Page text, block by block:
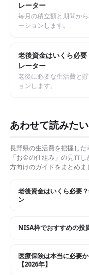
レーター
毎月の積立額と期間か
ーションします。
老後資金はいくら必
レーター
老後に必要な生活費と
ョンします。
あわせて読みた
長野県の生活費を把握し
「お金の仕組み」の見直
方向けのガイドをまとめま
老後資金はいくら必要
ン
NISA枠でおすすめの投
医療保険は本当に必要
【2026年】